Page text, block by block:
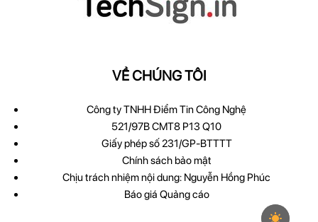
VỀ CHÚNG TÔI
Công ty TNHH Điểm Tin Công Nghệ
521/97B CMT8 P13 Q10
Giấy phép số 231/GP-BTTTT
Chính sách bảo mật
Chịu trách nhiệm nội dung: Nguyễn Hồng Phúc
Báo giá Quảng cáo